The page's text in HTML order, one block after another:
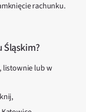
rachunku.
Śląskim?
listownie lub w